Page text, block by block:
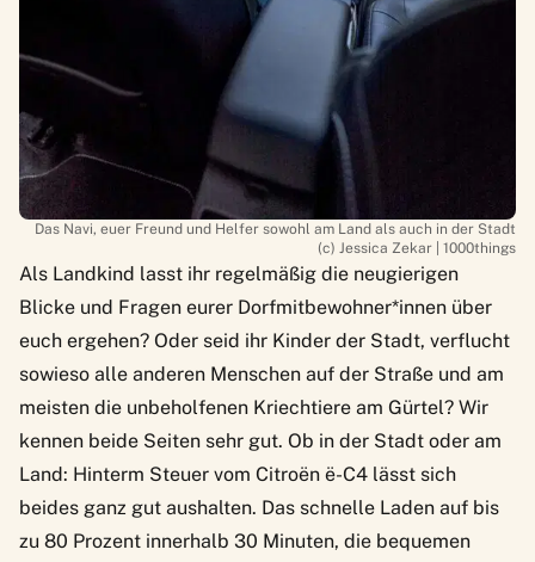
Das Navi, euer Freund und Helfer sowohl am Land als auch in der Stadt
(c) Jessica Zekar | 1000things
Als Landkind lasst ihr regelmäßig die neugierigen
Blicke und Fragen eurer Dorfmitbewohner*innen über
euch ergehen? Oder seid ihr Kinder der Stadt, verflucht
sowieso alle anderen Menschen auf der Straße und am
meisten die unbeholfenen Kriechtiere am Gürtel? Wir
kennen beide Seiten sehr gut. Ob in der Stadt oder am
Land: Hinterm Steuer vom Citroën ë-C4 lässt sich
beides ganz gut aushalten. Das schnelle Laden auf bis
zu 80 Prozent innerhalb 30 Minuten, die bequemen